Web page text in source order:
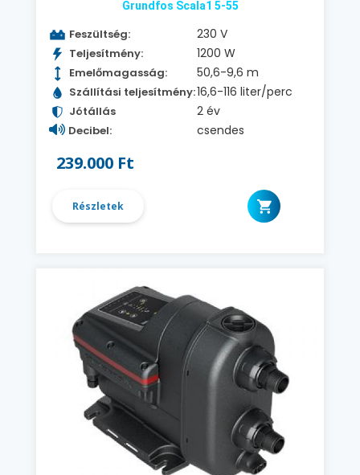
Grundfos Scala1 5-55
Feszültség: 230 V
Teljesítmény: 1200 W
Emelőmagasság: 50,6-9,6 m
Szállítási teljesítmény:16,6-116 liter/perc
Jótállás 2 év
Decibel: csendes
239.000 Ft
Részletek